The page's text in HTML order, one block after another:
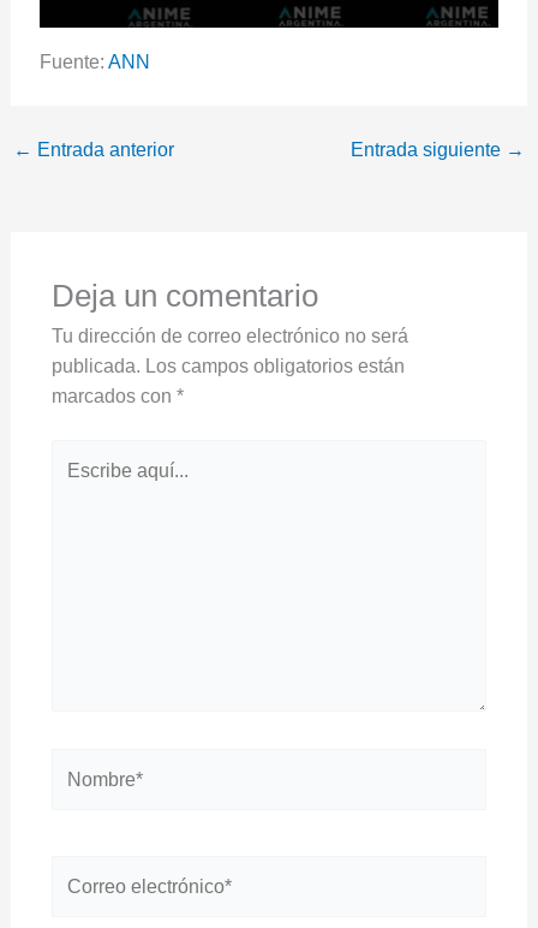
Fuente: ANN
← Entrada anterior Entrada siguiente →
Deja un comentario
Tu dirección de correo electrónico no será
publicada. Los campos obligatorios están
marcados con *
aquí...
electrónico*